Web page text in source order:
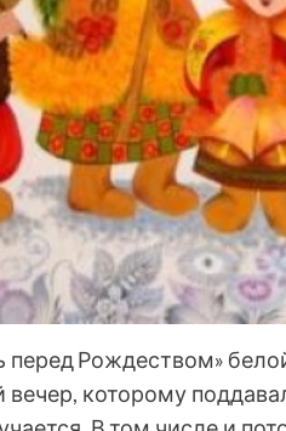
перед Рождеством»
вечер, которому